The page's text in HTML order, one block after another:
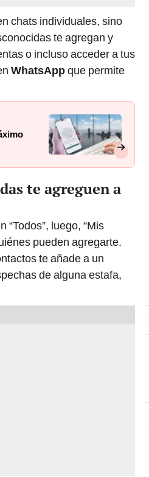
chats individuales, sino
te agregan y
o incluso acceder a tus
WhatsAppque permite
te agreguen a
luego, “Mis
pueden agregarte.
te añade a un
de alguna estafa,